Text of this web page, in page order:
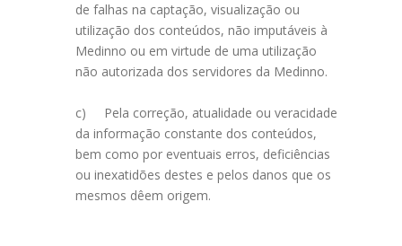
de falhas na captação, visualização ou
utilização dos conteúdos, não imputáveis à
Medinno ou em virtude de uma utilização
não autorizada dos servidores da Medinno.
c)
Pela correção, atualidade ou veracidade
da informação constante dos conteúdos,
bem como por eventuais erros, deficiências
ou inexatidões destes e pelos danos que os
mesmos dêem origem.